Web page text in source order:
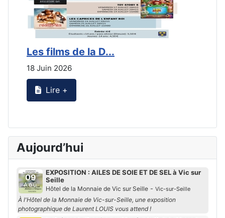
Les films de la D...
18 Juin 2026
Lire +
Aujourd’hui
09
Aoû
EXPOSITION : AILES DE SOIE ET DE SEL à Vic sur
Seille
Hôtel de la Monnaie de Vic sur Seille - Vic-sur-Seille
À l'Hôtel de la Monnaie de Vic-sur-Seille, une exposition
photographique de Laurent LOUIS vous attend !